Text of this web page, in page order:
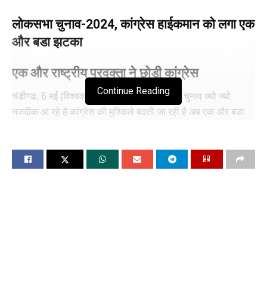
लोकसभा चुनाव-2024, कांग्रेस हाईकमान को लगा एक
और बडा झटका
एक और राष्ट्रीय प्रवक्ता ने छोड़ी कांग्रेस
चंंडीगढ, 6 मई (विश्ववार्ता): लोकसभा चुनाव 202 के चुनाव ज्यो ज्यो
नजदीक आ रहे है कांग्रेस की मुश्किले बढती जा रही है अब एक और बडा
अयोध्या में रामलला के दर्शन करने को लेकर उनकी आलोचना इस स्तर तक
Continue Reading